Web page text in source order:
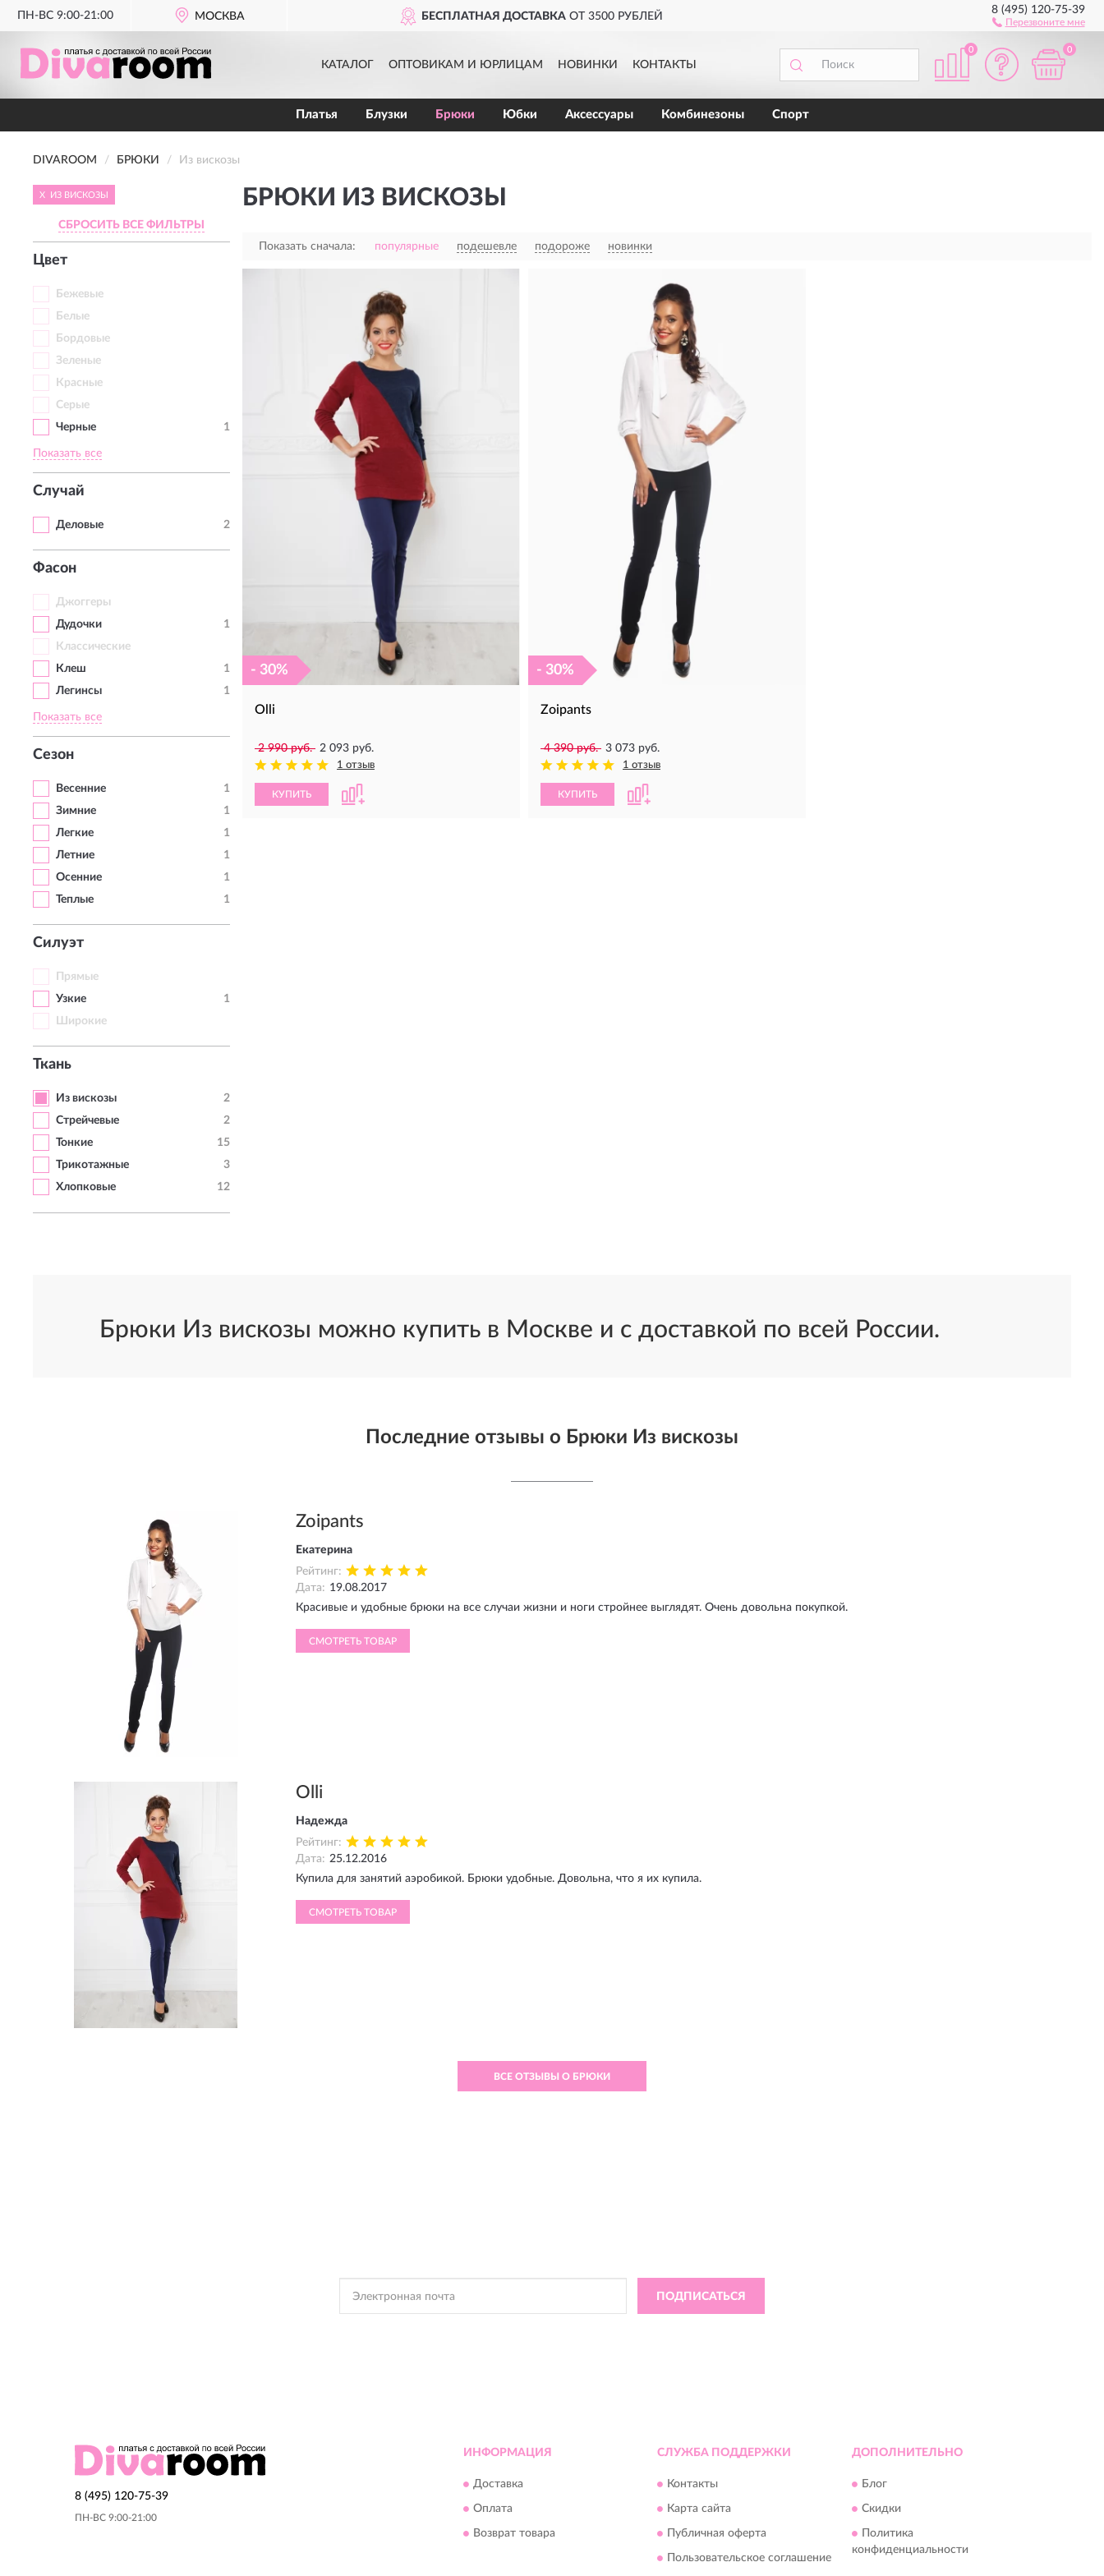
ПН-ВС 9:00-21:00 МОСКВА
8 (495) 120-75-39
Перезвоните мне
БЕСПЛАТНАЯ ДОСТАВКАОТ 3500 РУБЛЕЙ
КАТАЛОГ ОПТОВИКАМ И ЮРЛИЦАМ НОВИНКИ КОНТАКТЫ
0 0
Платья Блузки Брюки Юбки Аксессуары Комбинезоны Спорт
DIVAROOM БРЮКИ Из вискозы
X ИЗ ВИСКОЗЫ
СБРОСИТЬ ВСЕ ФИЛЬТРЫ
Цвет
Бежевые
Белые
Бордовые
Зеленые
Красные
Серые
Черные
1
Показать все
Случай
Деловые 2
Фасон
Джоггеры
Дудочки
1
Классические
Клеш
1
Легинсы
1
Показать все
Сезон
Весенние
1
Зимние
1
Легкие
1
Летние
1
Осенние
1
Теплые
1
Силуэт
Прямые
Узкие
1
Широкие
Ткань
Из вискозы
2
Стрейчевые
2
Тонкие
15
Трикотажные
3
Хлопковые
12
БРЮКИ ИЗ ВИСКОЗЫ
Показать сначала: популярные подешевле подороже новинки
- 30%
Olli
2 990 руб. 2 093 руб.
1 отзыв
КУПИТЬ
- 30%
Zoipants
4 390 руб. 3 073 руб.
1 отзыв
КУПИТЬ
Брюки Из вискозы можно купить в Москве и с доставкой по всей России.
Последние отзывы о Брюки Из вискозы
Zoipants
Екатерина
Рейтинг:
Дата: 19.08.2017
Красивые и удобные брюки на все случаи жизни и ноги стройнее выглядят. Очень довольна покупкой.
СМОТРЕТЬ ТОВАР
Olli
Надежда
Рейтинг:
Дата: 25.12.2016
Купила для занятий аэробикой. Брюки удобные. Довольна, что я их купила.
СМОТРЕТЬ ТОВАР
ВСЕ ОТЗЫВЫ О БРЮКИ
ПОДПИСАТЬСЯ
8 (495) 120-75-39
ПН-ВС 9:00-21:00
ИНФОРМАЦИЯ
Доставка
Оплата
Возврат товара
СЛУЖБА ПОДДЕРЖКИ
Контакты
Карта сайта
Публичная оферта
Пользовательское соглашение
ДОПОЛНИТЕЛЬНО
Блог
Скидки
Политика
конфиденциальности